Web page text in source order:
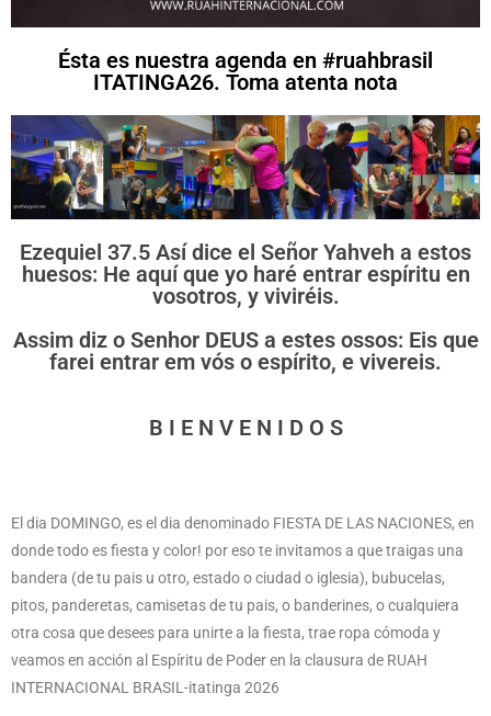
Ésta es nuestra agenda en #ruahbrasil
ITATINGA26. Toma atenta nota
Ezequiel 37.5 Así dice el Señor Yahveh a estos
huesos: He aquí que yo haré entrar espíritu en
vosotros, y viviréis.
Assim diz o Senhor DEUS a estes ossos: Eis que
farei entrar em vós o espírito, e vivereis.
B I E N V E N I D O S
El dia DOMINGO, es el dia denominado FIESTA DE LAS NACIONES, en
donde todo es fiesta y color! por eso te invitamos a que traigas una
bandera (de tu pais u otro, estado o ciudad o iglesia), bubucelas,
pitos, panderetas, camisetas de tu pais, o banderines, o cualquiera
otra cosa que desees para unirte a la fiesta, trae ropa cómoda y
veamos en acción al Espíritu de Poder en la clausura de RUAH
INTERNACIONAL BRASIL-itatinga 2026